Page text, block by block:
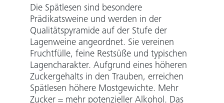
Die Spätlesen sind besondere
Prädikatsweine und werden in der
Qualitätspyramide auf der Stufe der
Lagenweine angeordnet. Sie vereinen
Fruchtfülle, feine Restsüße und typischen
Lagencharakter. Aufgrund eines höheren
Zuckergehalts in den Trauben, erreichen
Spätlesen höhere Mostgewichte. Mehr
Zucker = mehr potenzieller Alkohol. Das